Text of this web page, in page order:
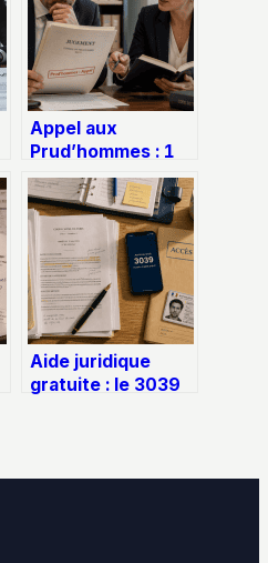
Appel aux
Prud’hommes : 1
mois pour
contester et les
indemnités
garanties malgré la
procédure
Aide juridique
gratuite : le 3039